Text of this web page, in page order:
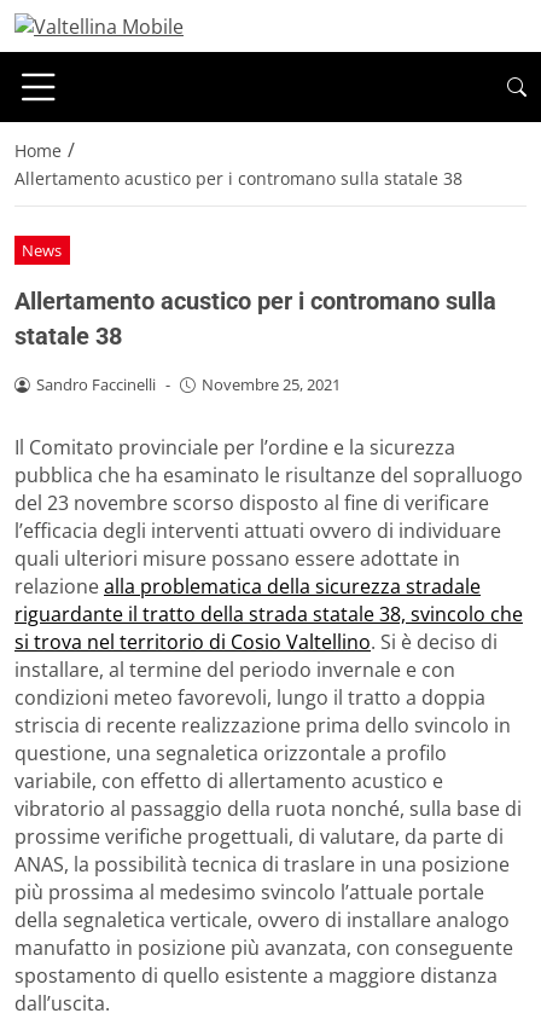
Home /
Allertamento acustico per i contromano sulla statale 38
News
Allertamento acustico per i contromano sulla
statale 38
Sandro Faccinelli - Novembre 25, 2021
Il Comitato provinciale per l’ordine e la sicurezza
pubblica che ha esaminato le risultanze del sopralluogo
del 23 novembre scorso disposto al fine di verificare
l’efficacia degli interventi attuati ovvero di individuare
quali ulteriori misure possano essere adottate in
relazionealla problematica della sicurezza stradale
riguardante il tratto della strada statale 38, svincolo che
si trova nel territorio di Cosio Valtellino. Si è deciso di
installare, al termine del periodo invernale e con
condizioni meteo favorevoli, lungo il tratto a doppia
striscia di recente realizzazione prima dello svincolo in
questione, una segnaletica orizzontale a profilo
variabile, con effetto di allertamento acustico e
vibratorio al passaggio della ruota nonché, sulla base di
prossime verifiche progettuali, di valutare, da parte di
ANAS, la possibilità tecnica di traslare in una posizione
più prossima al medesimo svincolo l’attuale portale
della segnaletica verticale, ovvero di installare analogo
manufatto in posizione più avanzata, con conseguente
spostamento di quello esistente a maggiore distanza
dall’uscita.